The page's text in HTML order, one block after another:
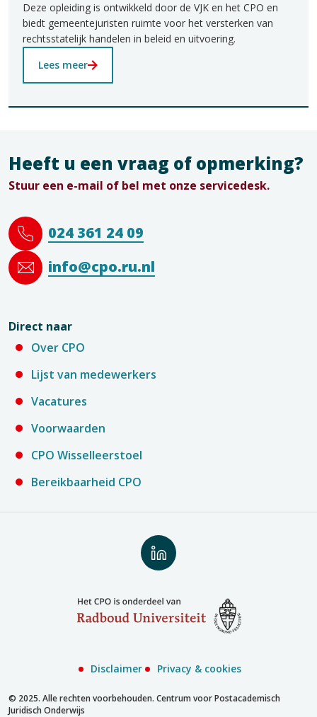
Deze opleiding is ontwikkeld door de VJK en het CPO en
biedt gemeentejuristen ruimte voor het versterken van
rechtsstatelijk handelen in beleid en uitvoering.
Lees meer
Heeft u een vraag of opmerking?
Stuur een e-mail of bel met onze servicedesk.
024 361 24 09
info@cpo.ru.nl
Direct naar
Over CPO
Lijst van medewerkers
Vacatures
Voorwaarden
CPO Wisselleerstoel
Bereikbaarheid CPO
Volg
ons
LinkedIn
© 2025. Alle rechten voorbehouden. Centrum voor Postacademisch
Juridisch Onderwijs
Disclaimer Privacy & cookies